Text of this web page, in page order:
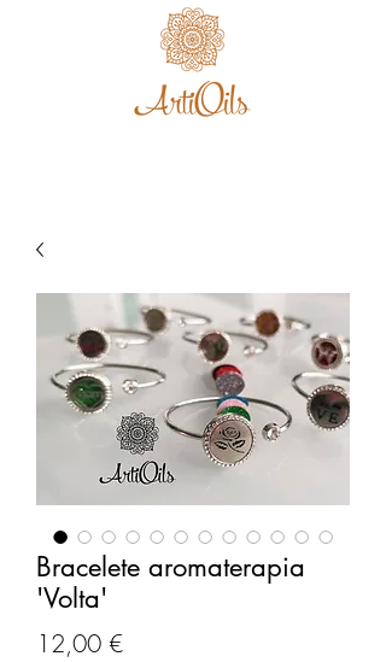
Bracelete aromaterapia
'Volta'
12,00 €Price